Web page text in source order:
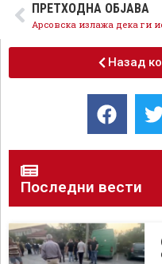
ПРЕТХОДНА ОБЈАВА
Назад
Последни вести